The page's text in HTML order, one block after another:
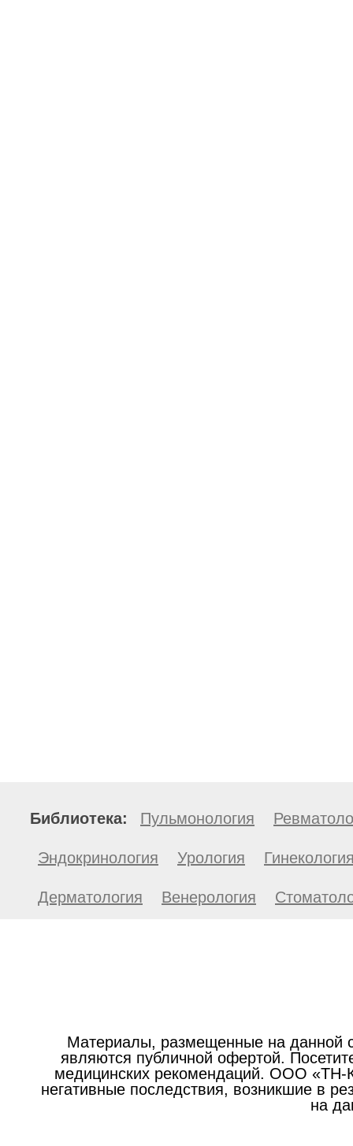
Библиотека: Пульмонология
Эндокринология Урология
Дерматология Венерология
Материалы, размещенные на данной
являются публичной офертой.
медицинских рекомендаций. ООО «ТН-
негативные последствия, возникшие в
на